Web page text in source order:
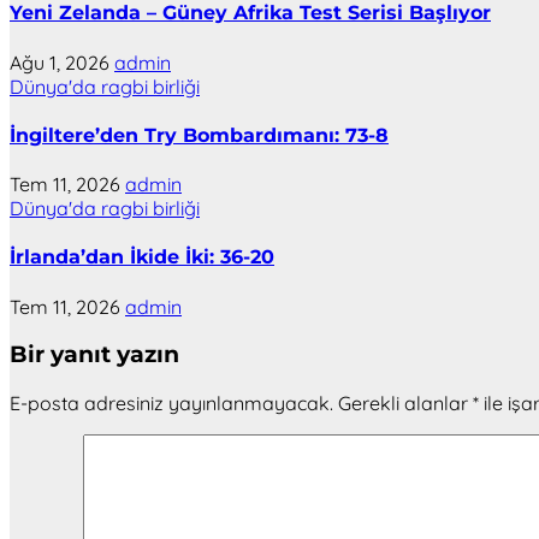
Yeni Zelanda – Güney Afrika Test Serisi Başlıyor
Ağu 1, 2026 admin
Dünya'da ragbi birliği
İngiltere’den Try Bombardımanı: 73-8
Tem 11, 2026 admin
Dünya'da ragbi birliği
İrlanda’dan İkide İki: 36-20
Tem 11, 2026 admin
Bir yanıt yazın
E-posta adresiniz yayınlanmayacak. Gerekli alanlar * ile